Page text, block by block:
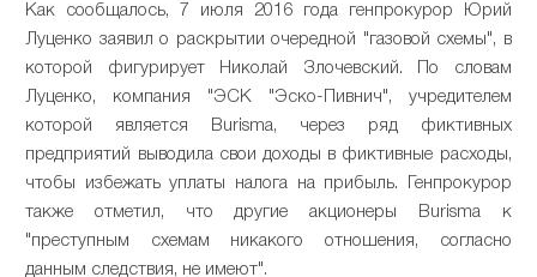
Как сообщалось, 7 июля 2016 года генпрокурор Юрий
Луценко заявил о раскрытии очередной "газовой схемы", в
которой фигурирует Николай Злочевский. По словам
Луценко, компания "ЭСК "Эско-Пивнич", учредителем
которой является Burisma, через ряд фиктивных
предприятий выводила свои доходы в фиктивные расходы,
чтобы избежать уплаты налога на прибыль. Генпрокурор
также отметил, что другие акционеры Burisma к
"преступным схемам никакого отношения, согласно
данным следствия, не имеют".